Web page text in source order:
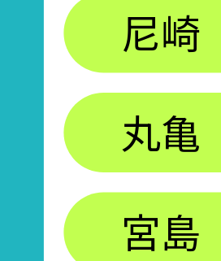
尼崎
丸亀
宮島